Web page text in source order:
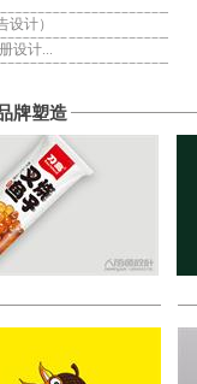
计）
设计...
牌塑造